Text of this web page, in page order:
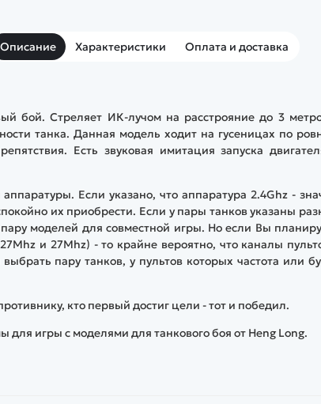
Описание Характеристики Оплата и доставка
бой. Стреляет ИК-лучом на расстрояние до 3
танка. Данная модель ходит на гусеницах по
Есть звуковая имитация запуска
Если указано, что аппаратура 2.4Ghz -
их приобрести. Если у пары танков указаны
моделей для совместной игры. Но если Вы
и 27Mhz) - то крайне вероятно, что каналы
пару танков, у пультов которых частота или
кто первый достиг цели - тот и победил.
игры с моделями для танкового боя от Heng Long.